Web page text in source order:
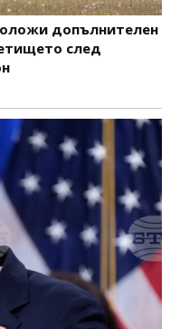
допълнителен
след